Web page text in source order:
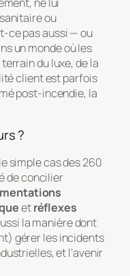
ou
ce pas aussi — ou
un monde où les
du luxe, de la
client est parfois
post-incendie, la
?
simple cas des 260
de concilier
etréflexes
la manière dont
gérer les incidents
et l’avenir